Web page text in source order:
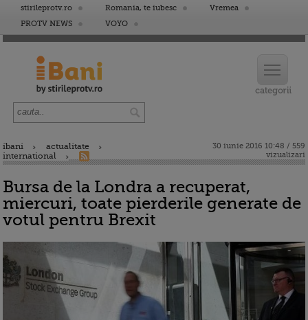
stirileprotv.ro Romania, te iubesc
Vremea
PROTV NEWS
VOYO
ibani
actualitate
international
30 iunie 2016 10:48 / 559
vizualizari
Bursa de la Londra a recuperat,
miercuri, toate pierderile generate de
votul pentru Brexit